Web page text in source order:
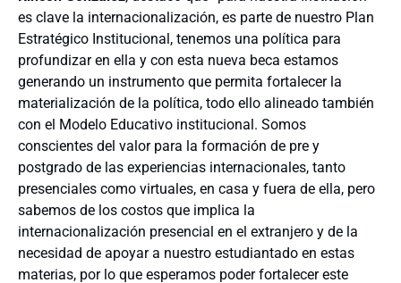
es clave la internacionalización, es parte de nuestro Plan
Estratégico Institucional, tenemos una política para
profundizar en ella y con esta nueva beca estamos
generando un instrumento que permita fortalecer la
materialización de la política, todo ello alineado también
con el Modelo Educativo institucional. Somos
conscientes del valor para la formación de pre y
postgrado de las experiencias internacionales, tanto
presenciales como virtuales, en casa y fuera de ella, pero
sabemos de los costos que implica la
internacionalización presencial en el extranjero y de la
necesidad de apoyar a nuestro estudiantado en estas
materias, por lo que esperamos poder fortalecer este